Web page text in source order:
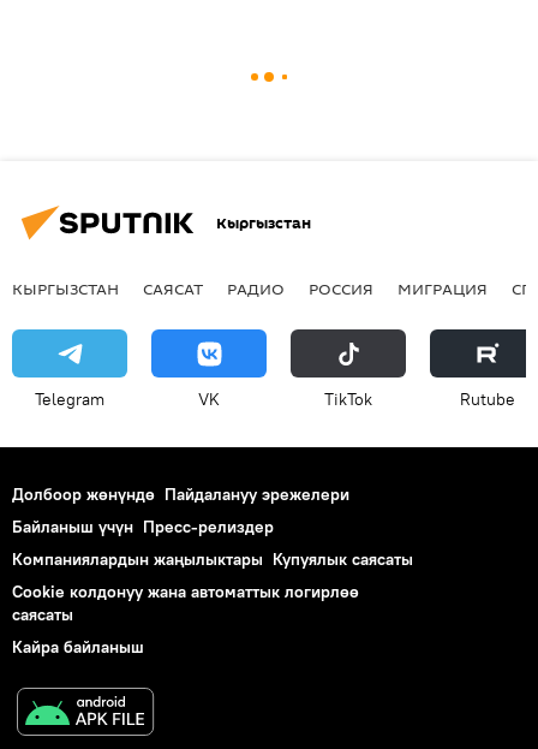
Кыргызстан
КЫРГЫЗСТАН САЯСАТ РАДИО РОССИЯ МИГРАЦИЯ
Telegram VK ТikТоk Rutube
Долбоор жөнүндө Пайдалануу эрежелери
Байланыш үчүн Пресс-релиздер
Компаниялардын жаңылыктары Купуялык саясаты
Cookie колдонуу жана автоматтык логирлөө
саясаты
Кайра байланыш